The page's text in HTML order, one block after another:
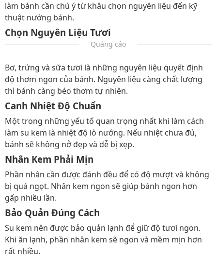
làm bánh cần chú ý từ khâu chọn nguyên liệu đến kỹ
thuật nướng bánh.
Chọn Nguyên Liệu Tươi
Quảng cáo
Bơ, trứng và sữa tươi là những nguyên liệu quyết định
độ thơm ngon của bánh. Nguyên liệu càng chất lượng
thì bánh càng béo thơm tự nhiên.
Canh Nhiệt Độ Chuẩn
Một trong những yếu tố quan trọng nhất khi làm cách
làm su kem là nhiệt độ lò nướng. Nếu nhiệt chưa đủ,
bánh sẽ không nở đẹp và dễ bị xẹp.
Nhân Kem Phải Mịn
Phần nhân cần được đánh đều để có độ mượt và không
bị quá ngọt. Nhân kem ngon sẽ giúp bánh ngon hơn
gấp nhiều lần.
Bảo Quản Đúng Cách
Su kem nên được bảo quản lạnh để giữ độ tươi ngon.
Khi ăn lạnh, phần nhân kem sẽ ngon và mềm mịn hơn
rất nhiều.